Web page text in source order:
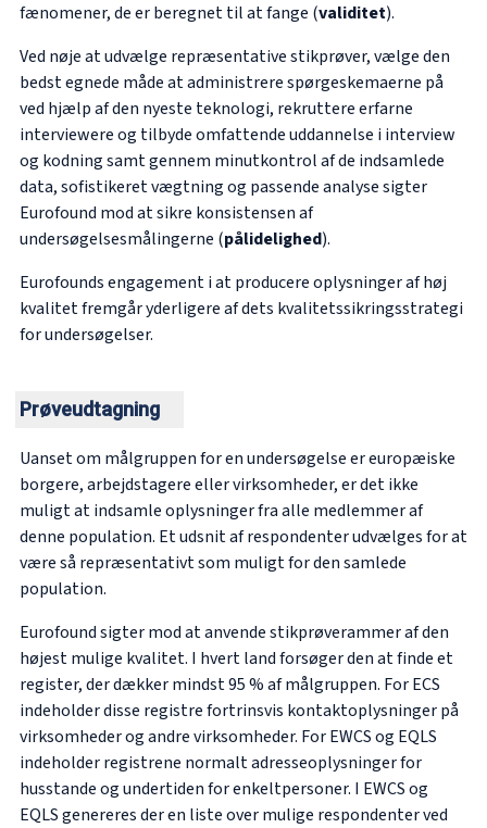
fænomener, de er beregnet til at fange (validitet).
Ved nøje at udvælge repræsentative stikprøver, vælge den
bedst egnede måde at administrere spørgeskemaerne på
ved hjælp af den nyeste teknologi, rekruttere erfarne
interviewere og tilbyde omfattende uddannelse i interview
og kodning samt gennem minutkontrol af de indsamlede
data, sofistikeret vægtning og passende analyse sigter
Eurofound mod at sikre konsistensen af
undersøgelsesmålingerne (pålidelighed).
Eurofounds engagement i at producere oplysninger af høj
kvalitet fremgår yderligere af dets kvalitetssikringsstrategi
for undersøgelser.
Prøveudtagning
Uanset om målgruppen for en undersøgelse er europæiske
borgere, arbejdstagere eller virksomheder, er det ikke
muligt at indsamle oplysninger fra alle medlemmer af
denne population. Et udsnit af respondenter udvælges for at
være så repræsentativt som muligt for den samlede
population.
Eurofound sigter mod at anvende stikprøverammer af den
højest mulige kvalitet. I hvert land forsøger den at finde et
register, der dækker mindst 95 % af målgruppen. For ECS
indeholder disse registre fortrinsvis kontaktoplysninger på
virksomheder og andre virksomheder. For EWCS og EQLS
indeholder registrene normalt adresseoplysninger for
husstande og undertiden for enkeltpersoner. I EWCS og
EQLS genereres der en liste over mulige respondenter ved